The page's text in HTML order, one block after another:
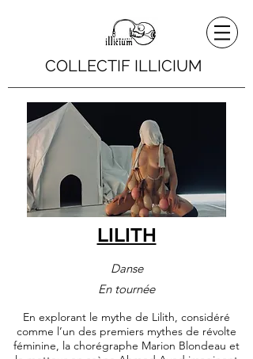
COLLECTIF ILLICIUM
LILITH
Danse
En tournée
En explorant le mythe de Lilith, considéré
comme l’un des premiers mythes de révolte
féminine, la chorégraphe Marion Blondeau et